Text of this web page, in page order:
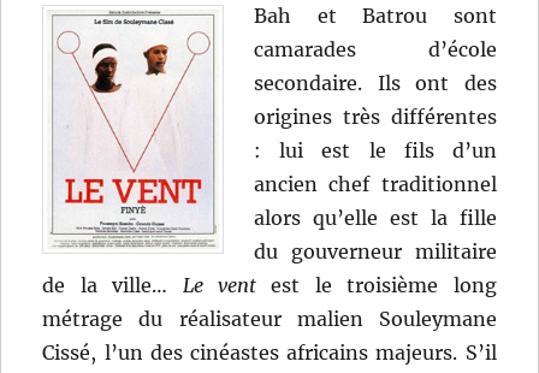
Bah et Batrou sont
camarades d’école
secondaire. Ils ont des
origines très différentes
: lui est le fils d’un
ancien chef traditionnel
alors qu’elle est la fille
du gouverneur militaire
de la ville… Le vent est le troisième long
métrage du réalisateur malien Souleymane
Cissé, l’un des cinéastes africains majeurs. S’il